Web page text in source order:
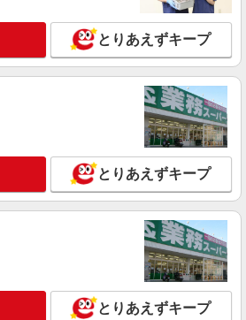
知県名古屋市中村区／最寄駅：名古屋駅、名
屋駅 ●JR・名鉄各線、近鉄、地下鉄桜通
の方にも便利です
詳細を見る
（愛知）
給】 ※下記金額は、8時間勤務の場合とな
。 愛知県：190,000円〜
時間30分以内、平均：1時間程度） 【変更
詳細を見る
とりあえずキープ
とりあえずキープ
とりあえずキープ